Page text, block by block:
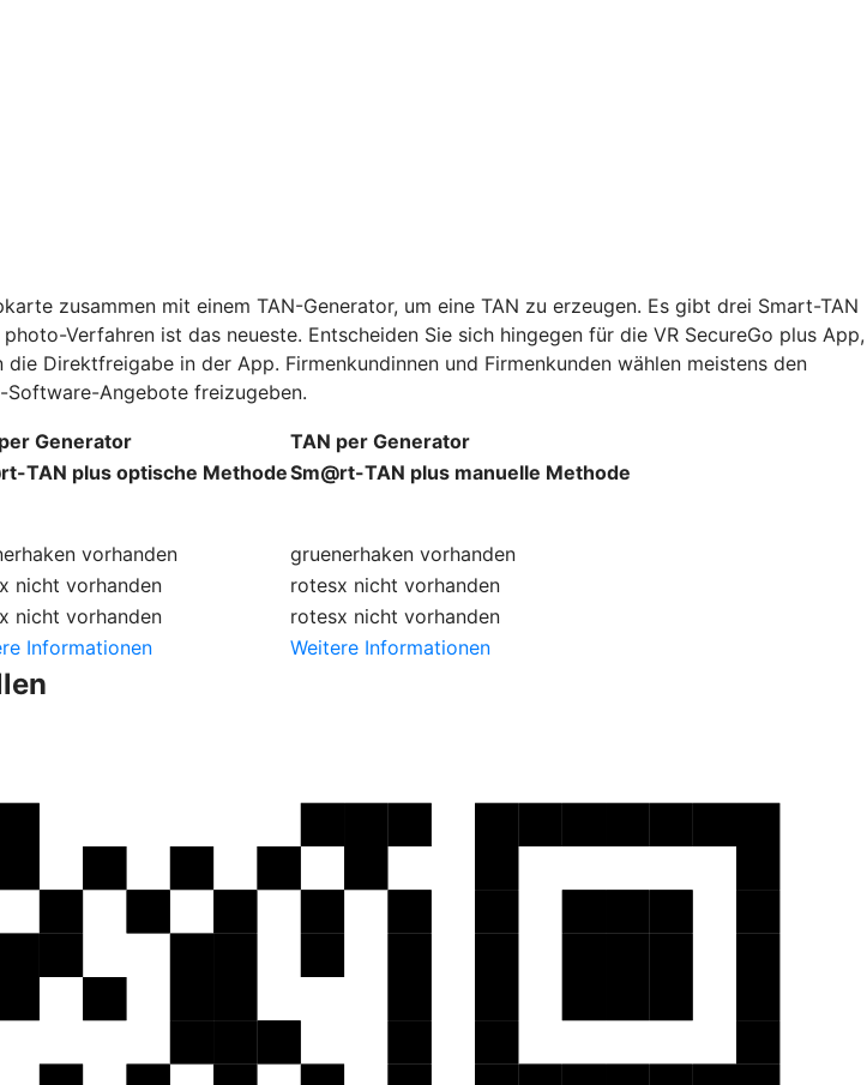
zusammen mit einem TAN-Generator, um eine TAN zu erzeugen. Es gibt drei Smart-TAN
Verfahren ist das neueste. Entscheiden Sie sich hingegen für die VR SecureGo plus App,
Direktfreigabe in der App. Firmenkundinnen und Firmenkunden wählen meistens den
Software-Angebote freizugeben.
Generator
TAN per Generator
TAN plus optische MethodeSm@rt-TAN plus manuelle Methode
vorhanden gruenerhaken vorhanden
nicht vorhanden rotesx nicht vorhanden
nicht vorhanden rotesx nicht vorhanden
Informationen Weitere Informationen